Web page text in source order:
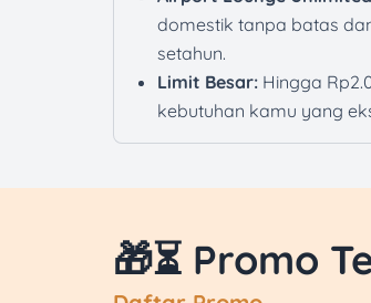
domestik tanpa batas
setahun.
Limit Besar: Hingga
kebutuhan kamu yang
🎁⏳ Promo